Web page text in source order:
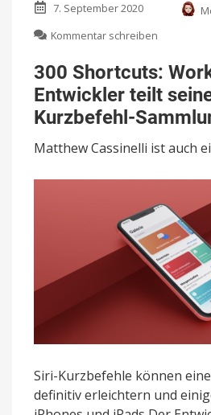
7. September 2020
Kommentar schreiben
Shortcuts:
Workflow-
Entwickler
teilt
seine
Siri-
300 Shortcuts:
Entwickler teilt
Kurzbefehl-
Matthew Cassinelli ist auch
Siri-Kurzbefehle können
definitiv erleichtern und